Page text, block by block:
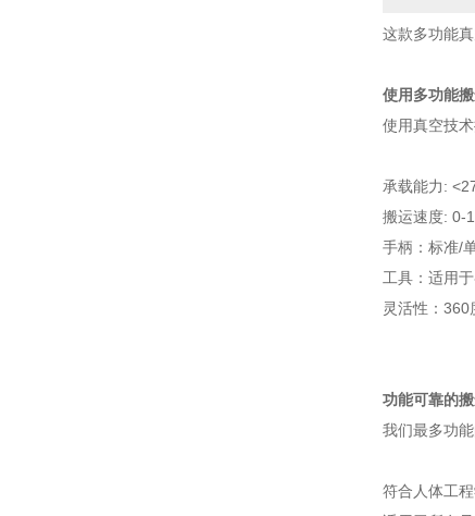
这款多功能
使用多功能
使用真空技
承载能力:
搬运速度: 0-
手柄：标准/
工具：适用
灵活性：360
功能可靠的
我们最多功
符合人体工